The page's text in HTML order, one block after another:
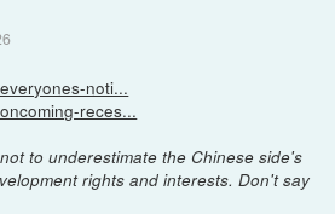
noti...
reces...
to underestimate the Chinese side's
rights and interests. Don't say